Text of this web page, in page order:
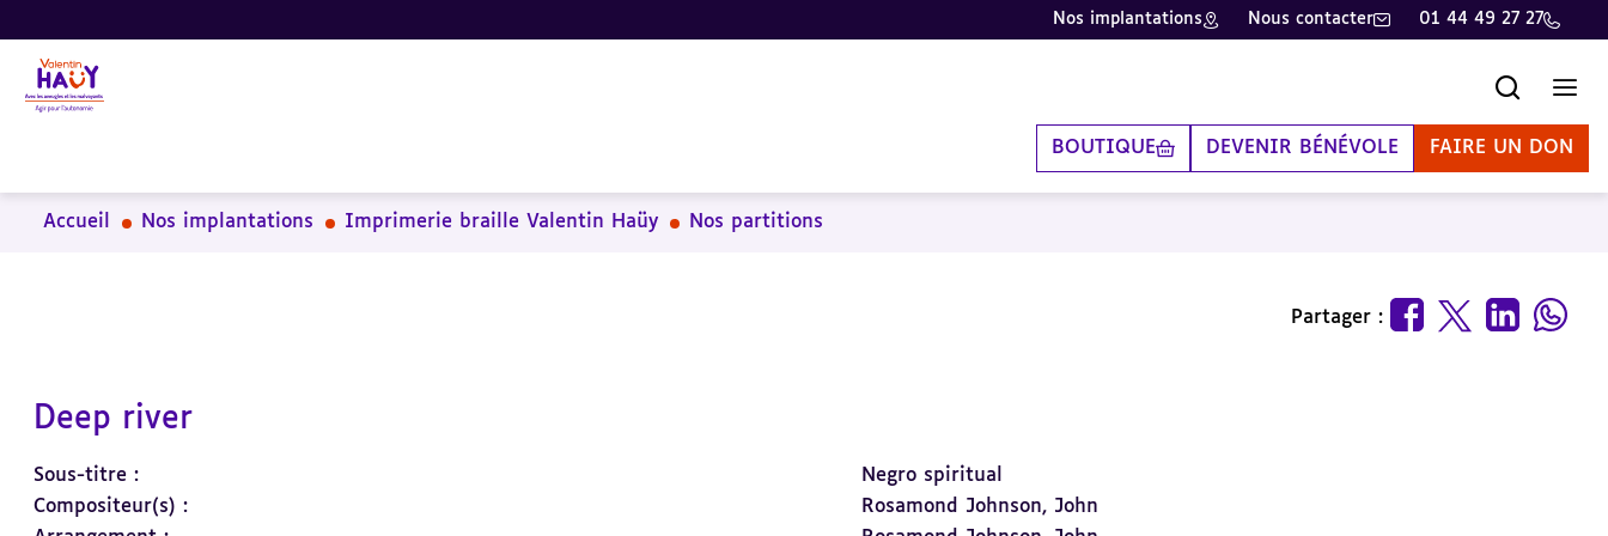
Aller
au
contenu
principal
Aller
au
pied
de
Aller
à
la
recherche
Nos implantations Nous contacter 01 44 49 27 27
BOUTIQUE DEVENIR BÉNÉVOLE FAIRE UN DON
Accueil Nos implantations Imprimerie braille Valentin Haüy Nos partitions
Partager :
Deep river
Sous-titre :
Negro spiritual
Compositeur(s) :
Rosamond Johnson, John